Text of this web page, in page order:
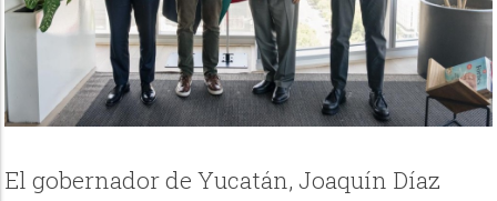
El gobernador de Yucatán, Joaquín Díaz